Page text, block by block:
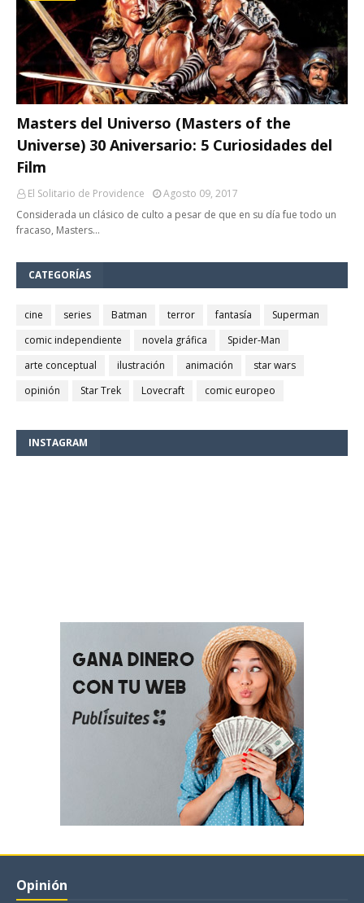
Masters del Universo (Masters of the
Universe) 30 Aniversario: 5 Curiosidades del
Film
El Solitario de Providence
Agosto 09, 2017
Considerada un clásico de culto a pesar de que en su día fue todo un
fracaso, Masters…
CATEGORÍAS
cine series Batman terror fantasía
Superman
comic independiente
novela gráfica
Spider-Man
arte conceptual
ilustración animación
star wars
opinión
Star Trek Lovecraft comic europeo
INSTAGRAM
Opinión